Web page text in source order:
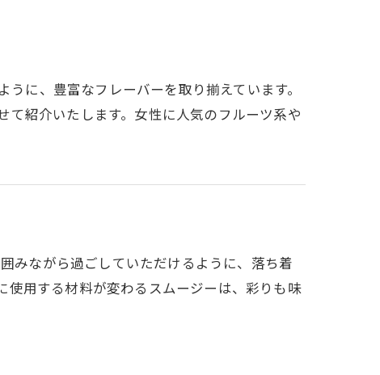
に、豊富なフレーバーを取り揃えています。
紹介いたします。女性に人気のフルーツ系や
みながら過ごしていただけるように、落ち着
使用する材料が変わるスムージーは、彩りも味